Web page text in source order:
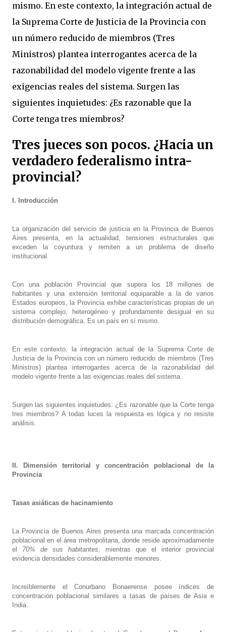
mismo. En este contexto, la integración actual de
la Suprema Corte de Justicia de la Provincia con
un número reducido de miembros (Tres
Ministros) plantea interrogantes acerca de la
razonabilidad del modelo vigente frente a las
exigencias reales del sistema. Surgen las
siguientes inquietudes: ¿Es razonable que la
Corte tenga tres miembros?
Tres jueces son pocos. ¿Hacia un
verdadero federalismo intra-
provincial?
I. Introducción
La organización del servicio de justicia en la Provincia de Buenos
Aires presenta, en la actualidad, tensiones estructurales que
exceden la coyuntura y remiten a un problema de diseño
institucional.
Con una población Provincial que supera los 18 millones de
habitantes y una extensión territorial equiparable a la de varios
Estados europeos, la Provincia exhibe características propias de un
sistema complejo, heterogéneo y profundamente desigual en su
distribución demográfica. Es un país en sí mismo.
En este contexto, la integración actual de la Suprema Corte de
Justicia de la Provincia con un número reducido de miembros (Tres
Ministros) plantea interrogantes acerca de la razonabilidad del
modelo vigente frente a las exigencias reales del sistema.
Surgen las siguientes inquietudes: ¿Es razonable que la Corte tenga
tres miembros? A todas luces la respuesta es lógica y no resiste
análisis.
II. Dimensión territorial y concentración poblacional de la
Provincia
Tasas asiáticas de hacinamiento
La Provincia de Buenos Aires presenta una marcada concentración
poblacional en el área metropolitana, donde reside aproximadamente
el 70% de sus habitantes, mientras que el interior provincial
evidencia densidades considerablemente menores.
Increíblemente el Conurbano Bonaerense posee índices de
concentración poblacional similares a tasas de países de Asia e
India.